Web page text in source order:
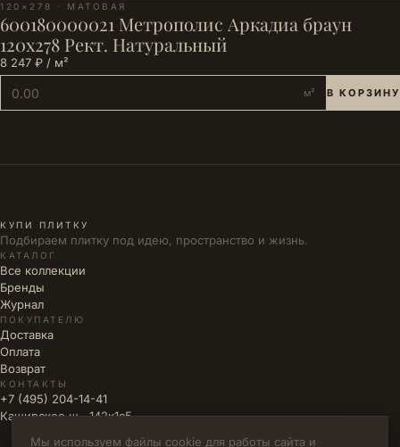
120×278 · МАТОВАЯ
600180000021 Метрополис Аркадиа браун
120х278 Рект. Натуральный
8 247 ₽ / м²
м² В КОРЗИНУ
КУПИ ПЛИТКУ
Подбираем плитку под идею, пространство и жизнь.
КАТАЛОГ
Все коллекции
Бренды
Журнал
ПОКУПАТЕЛЮ
Доставка
Оплата
Возврат
КОНТАКТЫ
+7 (495) 204-14-41
Каширское ш., 142к1с5
Мы используем файлы cookie для работы сайта и